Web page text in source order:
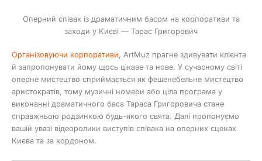
Оперний співак із драматичним басом на корпоративи та
заходи у Києві — Тарас Григорович
Організовуючи корпоративи, ArtMuz прагне здивувати клієнта
й запропонувати йому щось цікаве та нове. У сучасному світі
оперне мистецтво сприймається як фешенебельне мистецтво
аристократів, тому музичні номери або ціла програма у
виконанні драматичного баса Тараса Григоровича стане
справжньою родзинкою будь-якого свята. Далі пропонуємо
вашій увазі відеоролики виступів співака на оперних сценах
Києва та за кордоном.